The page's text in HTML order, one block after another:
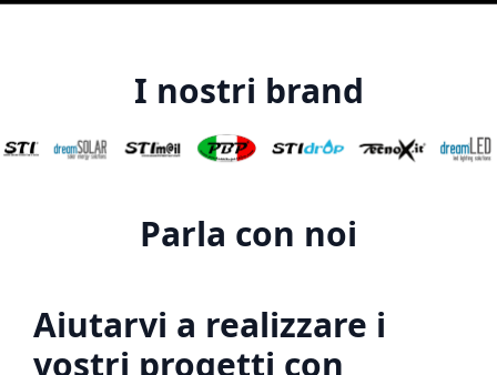
I nostri brand
Parla con noi
Aiutarvi a realizzare i
vostri progetti con